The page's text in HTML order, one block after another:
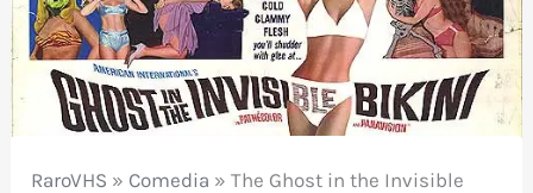
RaroVHS » Comedia »The Ghost in the Invisible